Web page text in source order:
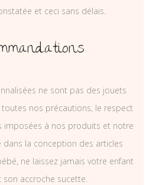
et ceci sans délais.
ne sont pas des jouets
nos précautions, le respect
imposées à nos produits et notre
dans la conception des articles
ne laissez jamais votre enfant
son accroche sucette.